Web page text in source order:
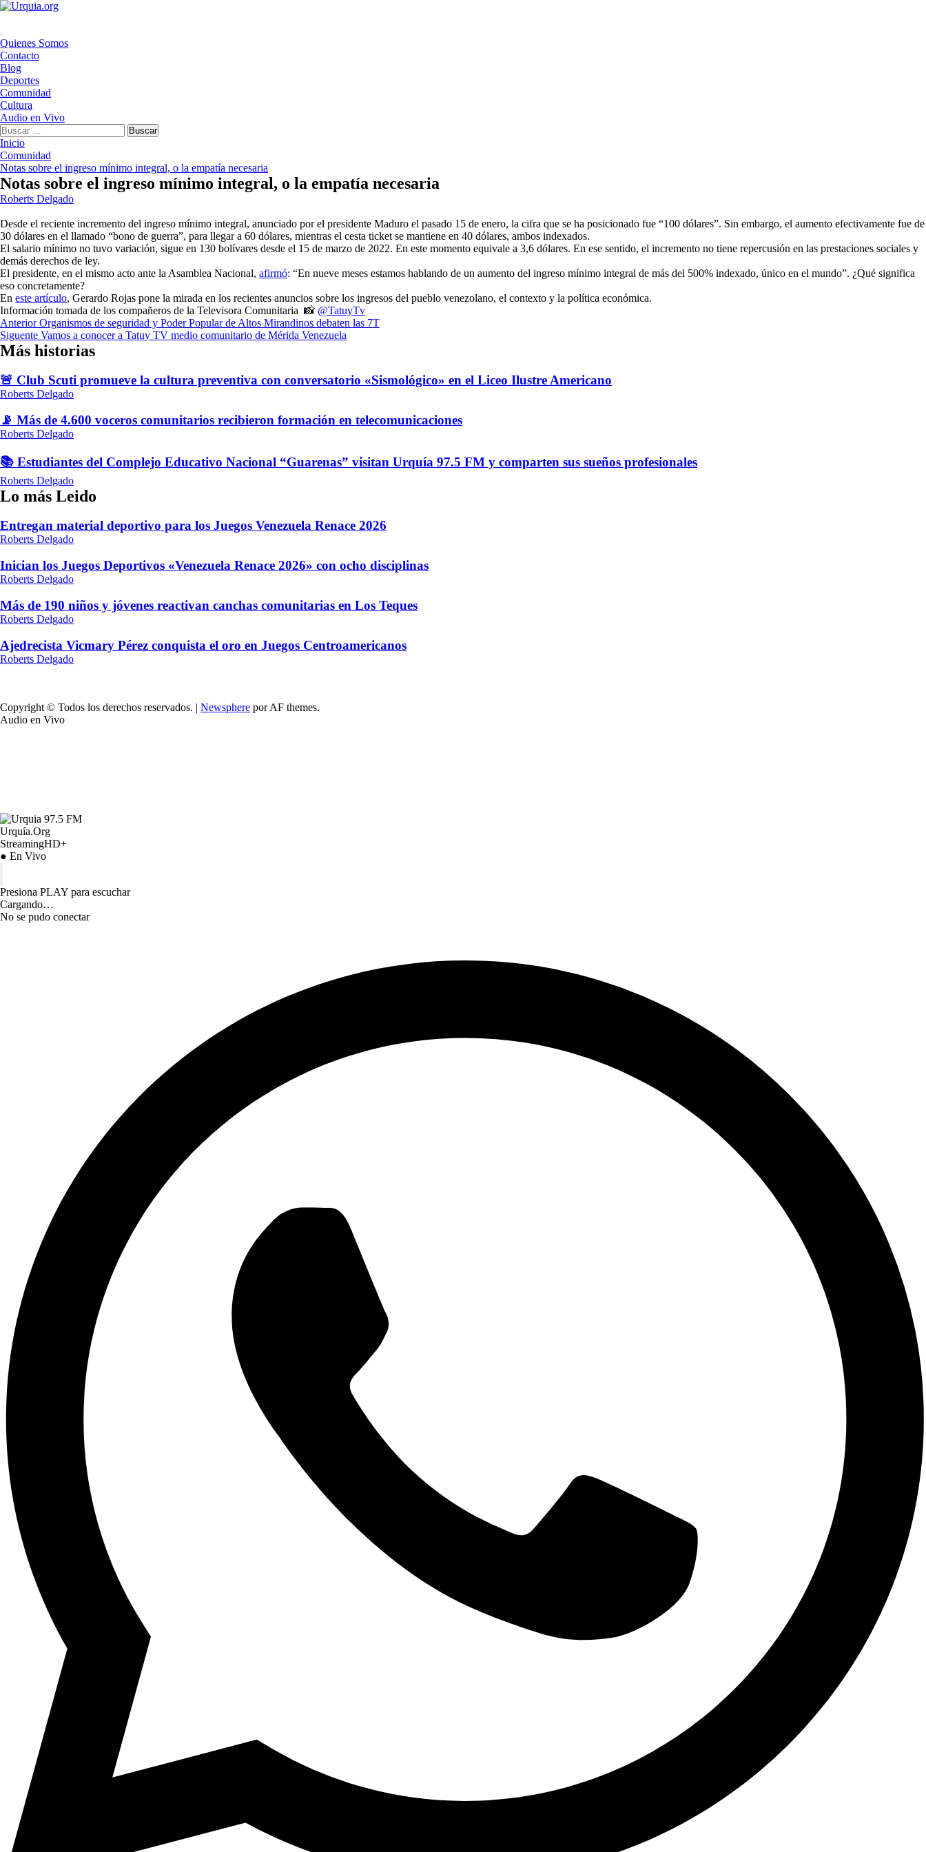
Saltar
Menú
principal
Quienes Somos
Contacto
Blog
Deportes
Comunidad
Cultura
Audio en Vivo
Buscar:
Inicio
Comunidad
Notas sobre el ingreso mínimo integral, o la empatía necesaria
Notas sobre el ingreso mínimo integral, o la empatía necesaria
Roberts Delgado
Desde el reciente incremento del ingreso mínimo integral, anunciado por el presidente Maduro el pasado 15 de enero, la cifra que se ha posicionado fue “100 dólares”. Sin embargo, el aumento efectivamente fue de
30 dólares en el llamado “bono de guerra”, para llegar a 60 dólares, mientras el cesta ticket se mantiene en 40 dólares, ambos indexados.
El salario mínimo no tuvo variación, sigue en 130 bolívares desde el 15 de marzo de 2022. En este momento equivale a 3,6 dólares. En ese sentido, el incremento no tiene repercusión en las prestaciones sociales y
demás derechos de ley.
El presidente, en el mismo acto ante la Asamblea Nacional, afirmó: “En nueve meses estamos hablando de un aumento del ingreso mínimo integral de más del 500% indexado, único en el mundo”. ¿Qué significa
eso concretamente?
En este artículo, Gerardo Rojas pone la mirada en los recientes anuncios sobre los ingresos del pueblo venezolano, el contexto y la política económica.
Información tomada de los compañeros de la Televisora Comunitaria 📸 @TatuyTv
Navegación
de
entradas
AnteriorOrganismos de seguridad y Poder Popular de Altos Mirandinos debaten las 7T
Siguente Vamos a conocer a Tatuy TV medio comunitario de Mérida Venezuela
Más historias
🚨 Club Scuti promueve la cultura preventiva con conversatorio «Sismológico» en el Liceo Ilustre Americano
Roberts Delgado
📡 Más de 4.600 voceros comunitarios recibieron formación en telecomunicaciones
Roberts Delgado
📚 Estudiantes del Complejo Educativo Nacional “Guarenas” visitan Urquía 97.5 FM y comparten sus sueños profesionales
Roberts Delgado
Lo más Leido
Entregan material deportivo para los Juegos Venezuela Renace 2026
Roberts Delgado
Inician los Juegos Deportivos «Venezuela Renace 2026» con ocho disciplinas
Roberts Delgado
Más de 190 niños y jóvenes reactivan canchas comunitarias en Los Teques
Roberts Delgado
Ajedrecista Vicmary Pérez conquista el oro en Juegos Centroamericanos
Roberts Delgado
Copyright © Todos los derechos reservados. | Newsphere por AF themes.
Audio en Vivo
Urquía.Org
StreamingHD+
● En Vivo
Presiona PLAY para escuchar
Cargando…
No se pudo conectar